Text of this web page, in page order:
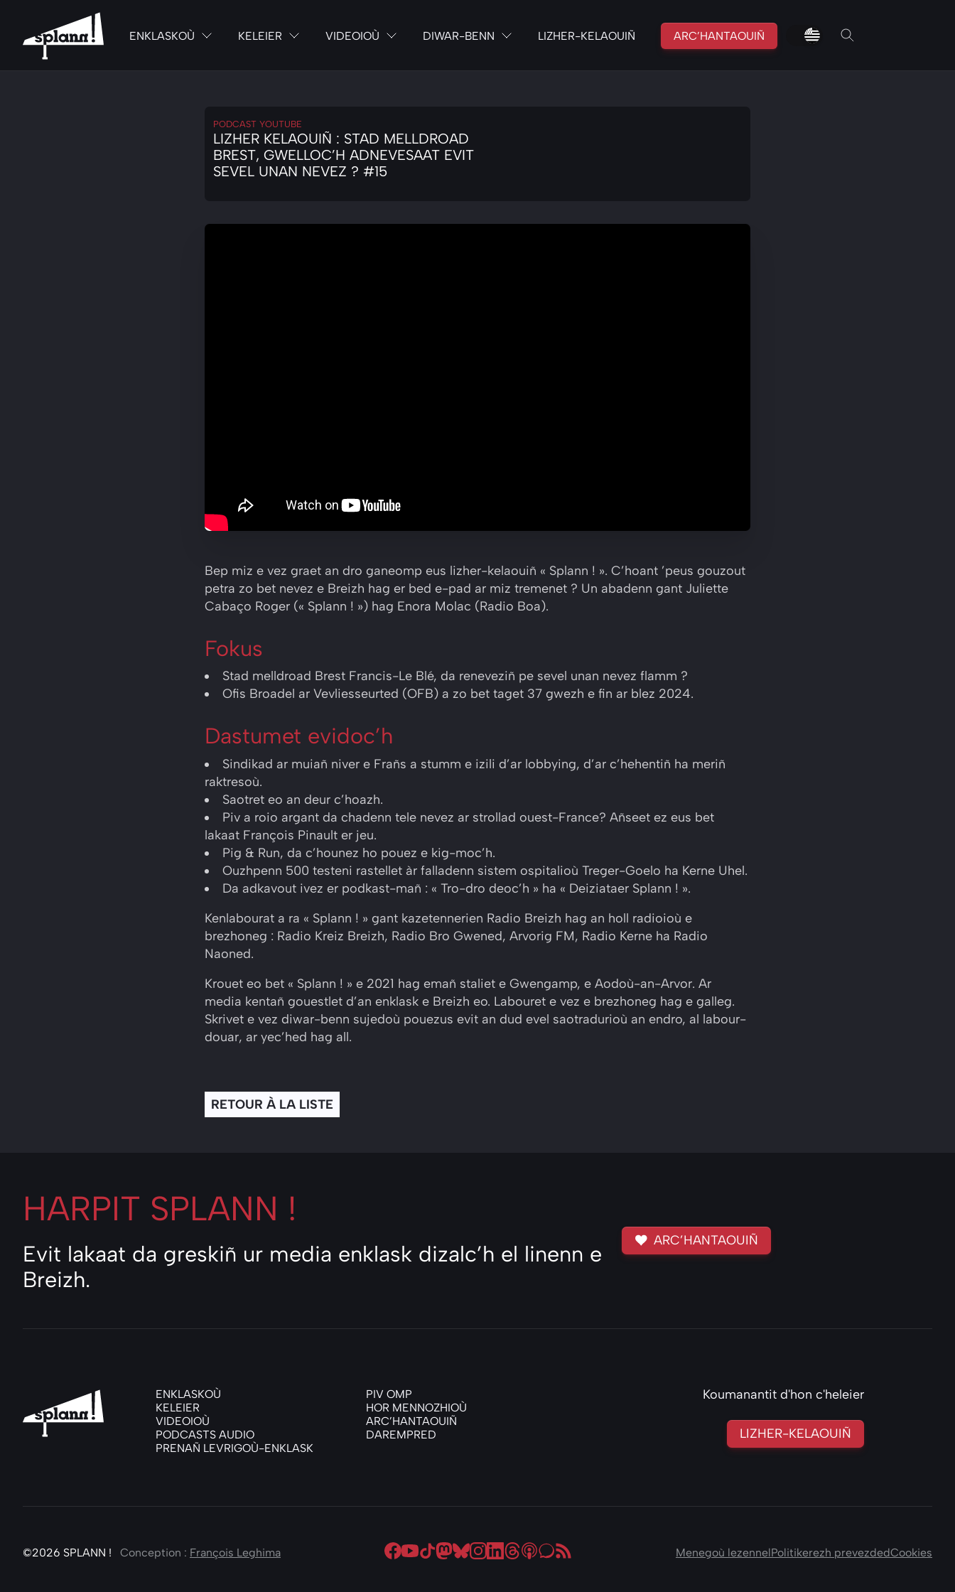
ENKLASKOÙ KELEIER VIDEOIOÙ DIWAR-BENN LIZHER-KELAOUIÑ ARC’HANTAOUIÑ br
PODCAST YOUTUBE
LIZHER KELAOUIÑ : STAD MELLDROAD
BREST, GWELLOC’H ADNEVESAAT EVIT
SEVEL UNAN NEVEZ ? #15
Bep miz e vez graet an dro ganeomp eus lizher-kelaouiñ « Splann ! ». C’hoant ’peus gouzout
petra zo bet nevez e Breizh hag er bed e-pad ar miz tremenet ? Un abadenn gant Juliette
Cabaço Roger (« Splann ! ») hag Enora Molac (Radio Boa).
Fokus
Stad melldroad Brest Francis-Le Blé, da reneveziñ pe sevel unan nevez flamm ?
Ofis Broadel ar Vevliesseurted (OFB) a zo bet taget 37 gwezh e fin ar blez 2024.
Dastumet evidoc’h
Sindikad ar muiañ niver e Frañs a stumm e izili d’ar lobbying, d’ar c’hehentiñ ha meriñ
raktresoù.
Saotret eo an deur c’hoazh.
Piv a roio argant da chadenn tele nevez ar strollad ouest-France? Añseet ez eus bet
lakaat François Pinault er jeu.
Pig & Run, da c’hounez ho pouez e kig-moc’h.
Ouzhpenn 500 testeni rastellet àr falladenn sistem ospitalioù Treger-Goelo ha Kerne Uhel.
Da adkavout ivez er podkast-mañ : « Tro-dro deoc’h » ha « Deiziataer Splann ! ».
Kenlabourat a ra « Splann ! » gant kazetennerien Radio Breizh hag an holl radioioù e
brezhoneg : Radio Kreiz Breizh, Radio Bro Gwened, Arvorig FM, Radio Kerne ha Radio
Naoned.
Krouet eo bet « Splann ! » e 2021 hag emañ staliet e Gwengamp, e Aodoù-an-Arvor. Ar
media kentañ gouestlet d’an enklask e Breizh eo. Labouret e vez e brezhoneg hag e galleg.
Skrivet e vez diwar-benn sujedoù pouezus evit an dud evel saotradurioù an endro, al labour-
douar, ar yec’hed hag all.
RETOUR À LA LISTE
HARPIT SPLANN !
Evit lakaat da greskiñ ur media enklask dizalc’h el linenn e
Breizh.
ARC’HANTAOUIÑ
ENKLASKOÙ
KELEIER
VIDEOIOÙ
PODCASTS AUDIO
PRENAÑ LEVRIGOÙ-ENKLASK
PIV OMP
HOR MENNOZHIOÙ
ARC’HANTAOUIÑ
DAREMPRED
Koumanantit d'hon c'heleier
LIZHER-KELAOUIÑ
©2026 SPLANN ! Conception : François Leghima Deuit da-heul ac'hanomp war Facebook
Deuit da-heul ac'hanomp war Youtube
Deuit da-heul ac'hanomp war Tiktok
Deuit da-heul ac'hanomp war Mastodon
Deuit da-heul ac'hanomp war Bluesky
Deuit da-heul ac'hanomp war Instagram
Deuit da-heul ac'hanomp war Linkedin
Deuit da-heul ac'hanomp war Threads
Deuit da-heul ac'hanomp war Apple-podcasts
Deuit da-heul ac'hanomp war Signal
Deuit da-heul ac'hanomp war Flux-rss
Menegoù lezennelPolitikerezh prevezdedCookies